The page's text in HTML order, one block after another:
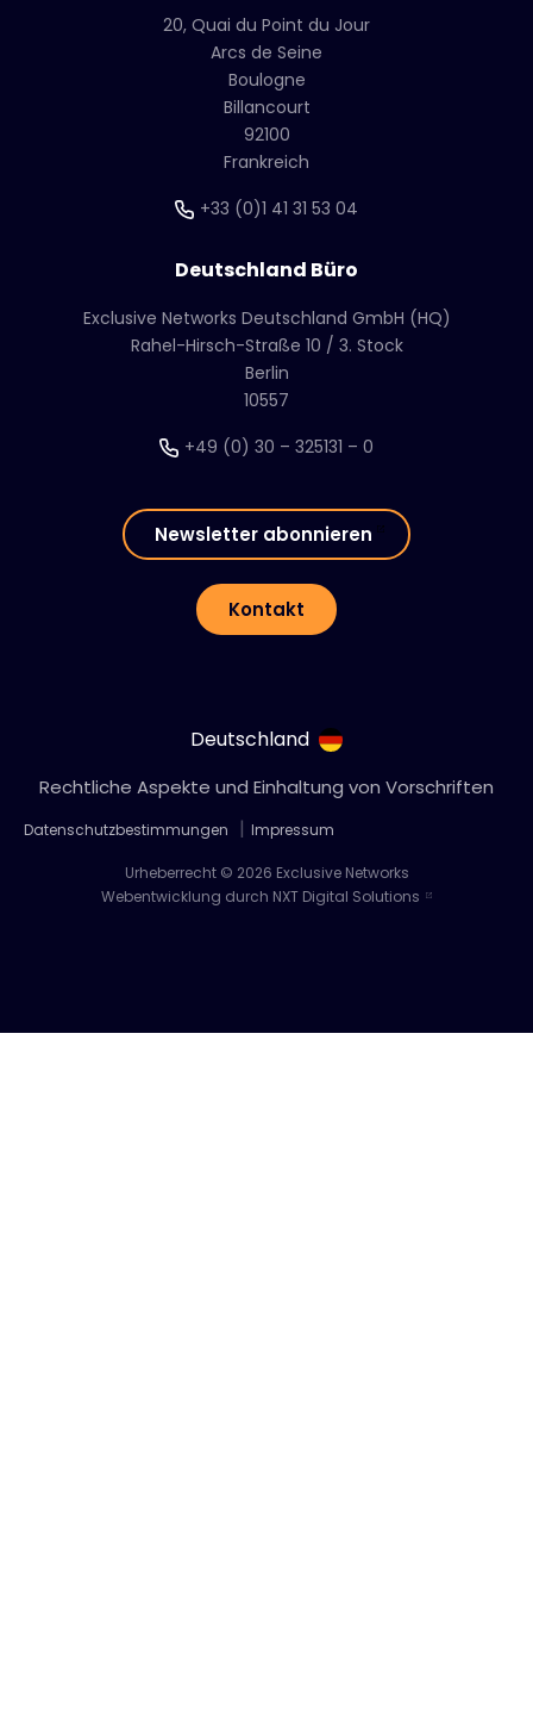
20, Quai du Point du Jour
Arcs de Seine
Boulogne
Billancourt
92100
Frankreich
+33 (0)1 41 31 53 04
Deutschland Büro
Exclusive Networks Deutschland GmbH (HQ)
Rahel-Hirsch-Straße 10 / 3. Stock
Berlin
10557
+49 (0) 30 – 325131 – 0
Newsletter abonnieren
Kontakt
Deutschland
Rechtliche Aspekte und Einhaltung von Vorschriften
Datenschutzbestimmungen Impressum
Urheberrecht © 2026 Exclusive Networks
Webentwicklung durch NXT Digital Solutions